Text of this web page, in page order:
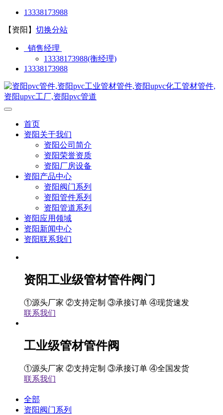
13338173988
【资阳】 切换分站
销售经理
13338173988(衡经理)
13338173988
首页
资阳关于我们
资阳公司简介
资阳荣誉资质
资阳厂房设备
资阳产品中心
资阳阀门系列
资阳管件系列
资阳管道系列
资阳应用领域
资阳新闻中心
资阳联系我们
资阳工业级管材管件阀门
①源头厂家 ②支持定制 ③承接订单 ④现货速发
联系我们
工业级管材管件阀
①源头厂家 ②支持定制 ③承接订单 ④全国发货
联系我们
全部
资阳阀门系列